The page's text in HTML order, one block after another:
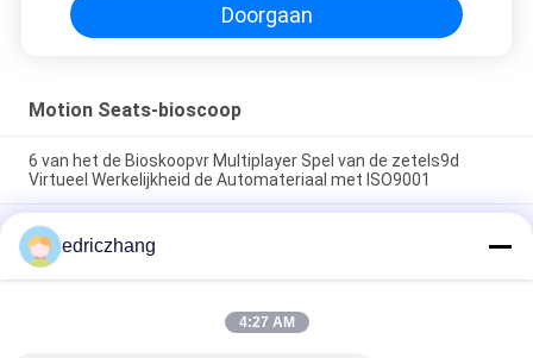
Doorgaan
Motion Seats-bioscoop
6 van het de Bioskoopvr Multiplayer Spel van de zetels9d
Virtueel Werkelijkheid de Automateriaal met ISO9001
Virtuele van het de Simulatorspel van
Werkelijkheidsmultiplayer Vr Machine 6 Zetels die de
Simulator van 9d rennen VR
Van het de Simulatorspel van Multiplayer Vr van de FuninVR
Virtuele Werkelijkheid Machine 6 Zetels die de Simulator van
edriczhang
4:27 AM